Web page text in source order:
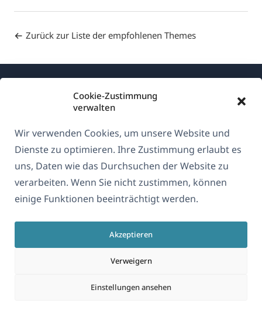
Cookie-Zustimmung
verwalten
Wir verwenden Cookies, um unsere Website und
Dienste zu optimieren. Ihre Zustimmung erlaubt es
uns, Daten wie das Durchsuchen der Website zu
verarbeiten. Wenn Sie nicht zustimmen, können
einige Funktionen beeinträchtigt werden.
Akzeptieren
Verweigern
Einstellungen ansehen
Zurück zur Liste der empfohlenen Themes
Deutsch
Über WPML
DSGVO & Datenschutzrichtlinie
Unserem Team beitreten(öffnet
in
Fenster)
in
einem
neuen
Fenster)
(öffnet
in
einem
neuen
Fenster)
in
neuen